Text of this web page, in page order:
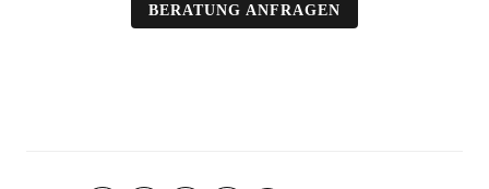
BERATUNG ANFRAGEN